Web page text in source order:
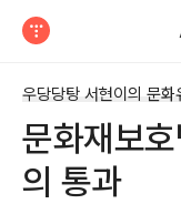
우당당탕 서현이의 문화
문화재보
의 통과